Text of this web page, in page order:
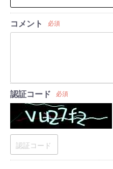
コメント 必須
認証コード 必須